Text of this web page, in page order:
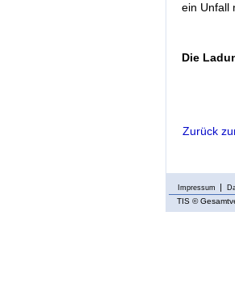
ein Unfall
Die
Zurück
Impressum
TIS ©